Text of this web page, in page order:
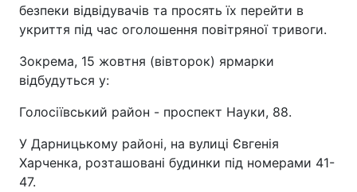
безпеки відвідувачів та просять їх перейти в
укриття під час оголошення повітряної тривоги.
Зокрема, 15 жовтня (вівторок) ярмарки
відбудуться у:
Голосіївський район - проспект Науки, 88.
У Дарницькому районі, на вулиці Євгенія
Харченка, розташовані будинки під номерами 41-
47.